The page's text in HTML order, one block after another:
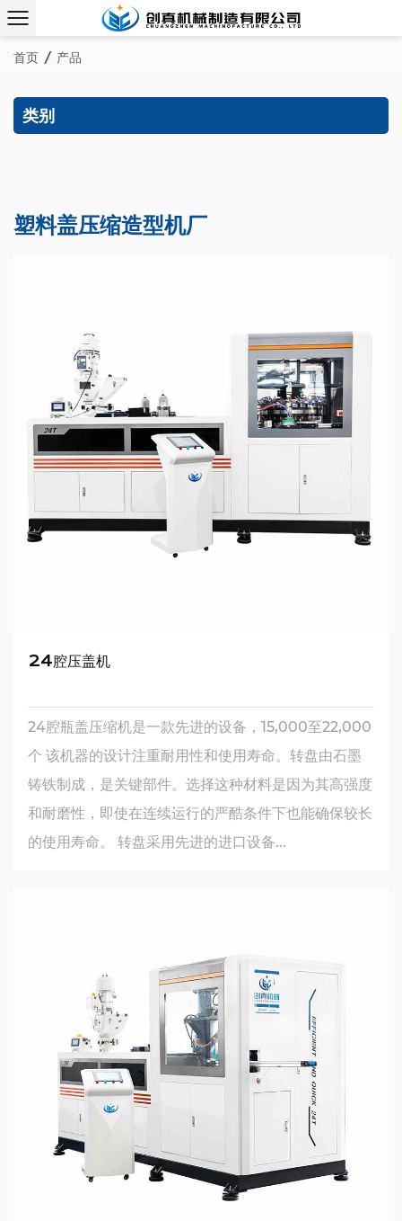
首页 / 产品
类别
塑料盖压缩造型机厂
24腔压盖机
24腔瓶盖压缩机是一款先进的设备，15,000至22,000
个 该机器的设计注重耐用性和使用寿命。转盘由石墨
铸铁制成，是关键部件。选择这种材料是因为其高强度
和耐磨性，即使在连续运行的严酷条件下也能确保较长
的使用寿命。 转盘采用先进的进口设备...